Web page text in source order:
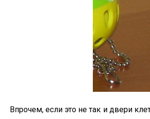
Впрочем, если это не так и двери